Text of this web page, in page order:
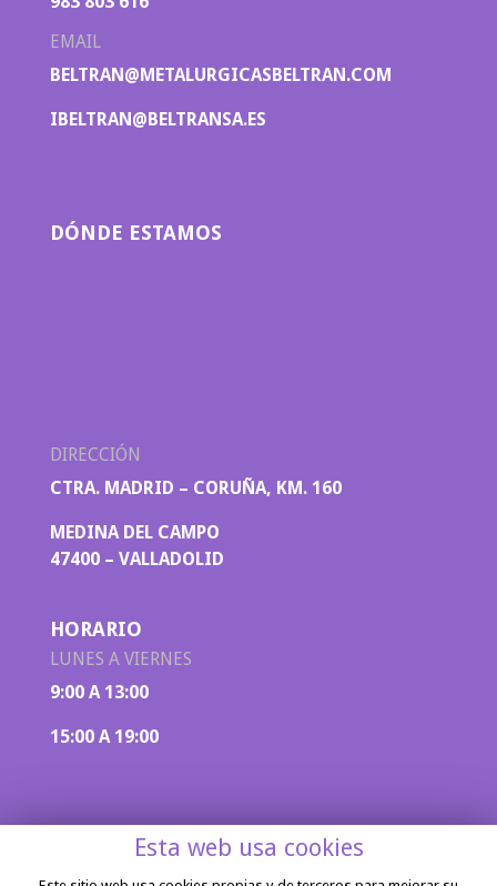
EMAIL
BELTRAN@METALURGICASBELTRAN.COM
IBELTRAN@BELTRANSA.ES
DÓNDE ESTAMOS
DIRECCIÓN
CTRA. MADRID – CORUÑA, KM. 160
MEDINA DEL CAMPO
47400 – VALLADOLID
HORARIO
LUNES A VIERNES
9:00 A 13:00
15:00 A 19:00
Esta web usa cookies